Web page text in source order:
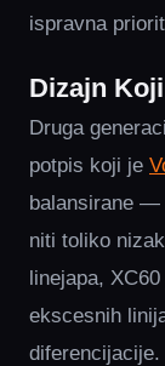
ispravna
Dizajn
Druga
potpis koji je
balansirane —
niti toliko
linejapa,
ekscesnih
diferencijacije.